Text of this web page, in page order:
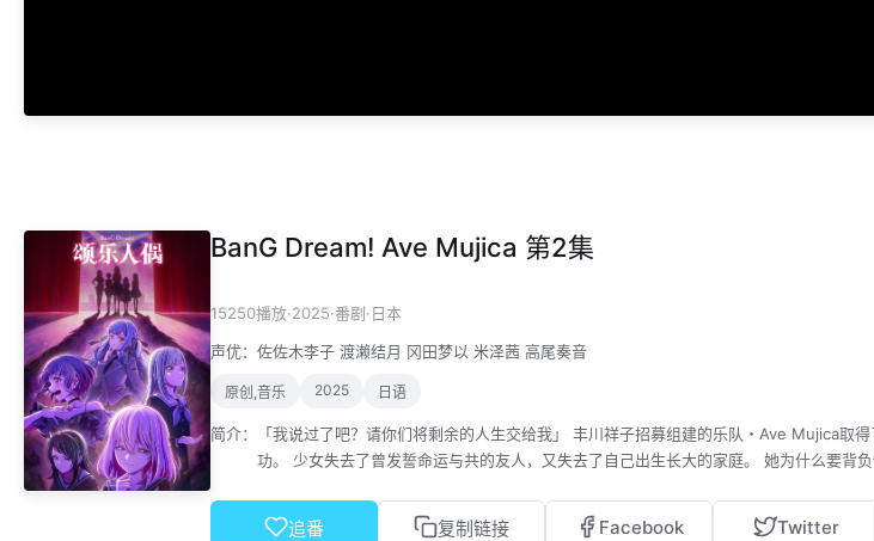
BanG Dream! Ave Mujica 第2集
15250播放·2025·番剧·日本
声优： 佐佐木李子 渡濑结月 冈田梦以 米泽茜 高尾奏音
原创,音乐 2025 日语
简介：
「我说过了吧？请你们将剩余的人生交给我」 丰川祥子招募组建的乐队・Ave Mujica取
功。 少女失去了曾发誓命运与共的友人，又失去了自己出生长大的家庭。 她为什么要背
追番 复制链接 Facebook Twitter